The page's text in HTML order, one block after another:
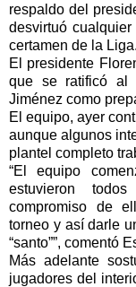
respaldo del
desvirtuó
certamen de la Liga.
El presidente
que se ratificó al
Jiménez como
El equipo, ayer
aunque algunos
plantel completo
“El equipo
estuvieron
compromiso de
torneo y así darle
“santo””, comentó
Más adelante
jugadores del